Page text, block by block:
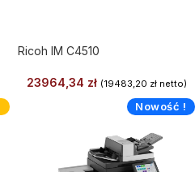
Ricoh IM C4510
23964,34 zł (19483,20 złnetto)
Nowość !